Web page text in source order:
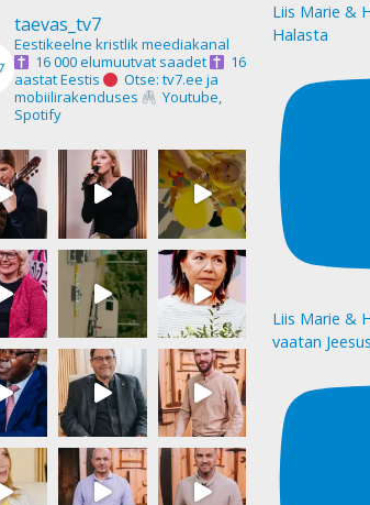
taevas_tv7
Eestikeelne kristlik meediakanal
16 000 elumuutvat saadet
16
aastat Eestis
Otse: tv7.ee ja
mobiilirakenduses
Youtube,
Spotify
Liis Marie &
Halasta
Liis Marie &
vaatan